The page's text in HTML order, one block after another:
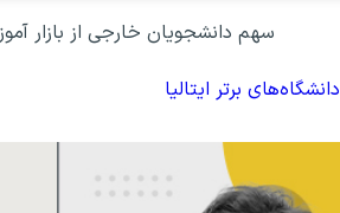
سهم دانشجویان خارجی از بازار
دانشگاه‌های برتر ایتالیا